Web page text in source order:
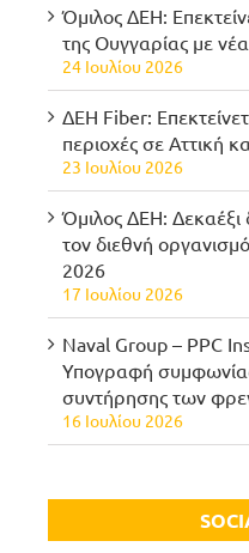
Όμιλος ΔΕΗ:
της Ουγγαρίας με
24 Ιουλίου 2026
ΔΕΗ Fiber:
περιοχές σε Αττική
23 Ιουλίου 2026
Όμιλος ΔΕΗ: Δεκαέξι
τον διεθνή
2026
17 Ιουλίου 2026
Naval Group – PPC
Υπογραφή
συντήρησης των
16 Ιουλίου 2026